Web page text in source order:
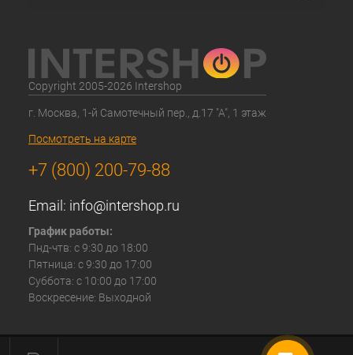
Copyright 2005-2026 Intershop
г. Москва, 1-й Самотечный пер., д.17 "А", 1 этаж
Посмотреть на карте
+7 (800) 200-79-88
Email: info@intershop.ru
График работы:
Пнд-чтв: с 9:30 до 18:00
Пятница: с 9:30 до 17:00
Суббота: с 10:00 до 17:00
Воскресение: Выходной